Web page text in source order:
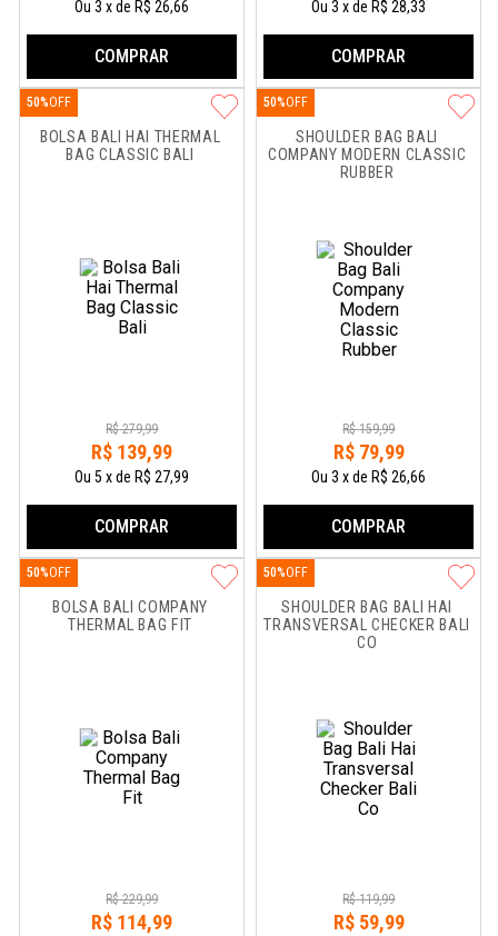
Ou3 xde R$ 26,66
COMPRAR
Ou3 xde R$ 28,33
COMPRAR
BOLSA BALI HAI THERMAL
BAG CLASSIC BALI
50%
R$ 279,99
R$ 139,99
Ou5 xde R$ 27,99
COMPRAR
SHOULDER BAG BALI
COMPANY MODERN CLASSIC
RUBBER
50%
R$ 159,99
R$ 79,99
Ou3 xde R$ 26,66
COMPRAR
BOLSA BALI COMPANY
THERMAL BAG FIT
50%
R$ 229,99
R$ 114,99
SHOULDER BAG BALI HAI
TRANSVERSAL CHECKER BALI
CO
50%
R$ 119,99
R$ 59,99